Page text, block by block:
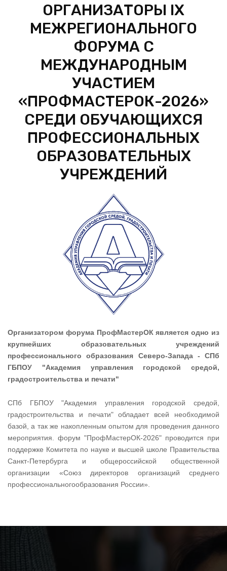
ОРГАНИЗАТОРЫ IX
МЕЖРЕГИОНАЛЬНОГО
ФОРУМА С
МЕЖДУНАРОДНЫМ
УЧАСТИЕМ
«ПРОФМАСТЕРОК-2026»
СРЕДИ ОБУЧАЮЩИХСЯ
ПРОФЕССИОНАЛЬНЫХ
ОБРАЗОВАТЕЛЬНЫХ
УЧРЕЖДЕНИЙ
Организатором форума ПрофМастерОК является одно из
крупнейших образовательных учреждений
профессионального образования Северо-Запада - СПб
ГБПОУ "Академия управления городской средой,
градостроительства и печати"
СПб ГБПОУ "Академия управления городской средой,
градостроительства и печати" обладает всей необходимой
базой, а так же накопленным опытом для проведения данного
мероприятия. форум "ПрофМастерОК-2026" проводится при
поддержке Комитета по науке и высшей школе Правительства
Санкт-Петербурга и общероссийской общественной
организации «Союз директоров организаций среднего
профессиональногообразования России».